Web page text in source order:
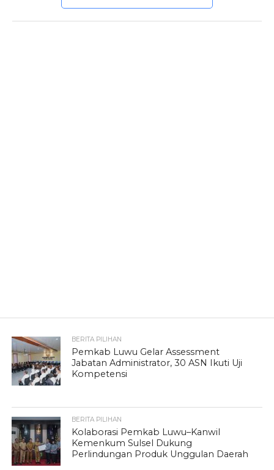
BERITA PILIHAN
Pemkab Luwu Gelar Assessment
Jabatan Administrator, 30 ASN Ikuti Uji
Kompetensi
BERITA PILIHAN
Kolaborasi Pemkab Luwu–Kanwil
Kemenkum Sulsel Dukung
Perlindungan Produk Unggulan Daerah